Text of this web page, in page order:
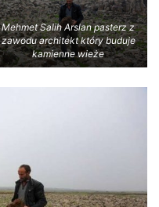
Mehmet Salih Arslan pasterz z
zawodu architekt który buduje
kamienne wieże